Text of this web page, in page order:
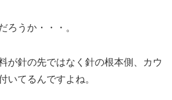
ろうか・・・。
が針の先ではなく針の根本側、カウ
いてるんですよね。